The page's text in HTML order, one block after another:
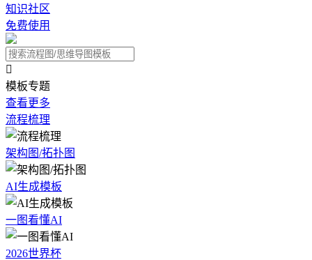
知识社区
免费使用

模板专题
查看更多
流程梳理
架构图/拓扑图
AI生成模板
一图看懂AI
2026世界杯